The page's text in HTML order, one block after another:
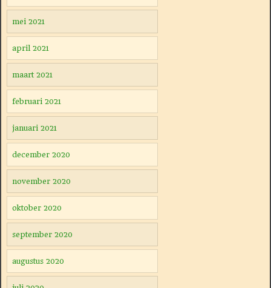
mei 2021
april 2021
maart 2021
februari 2021
januari 2021
december 2020
november 2020
oktober 2020
september 2020
augustus 2020